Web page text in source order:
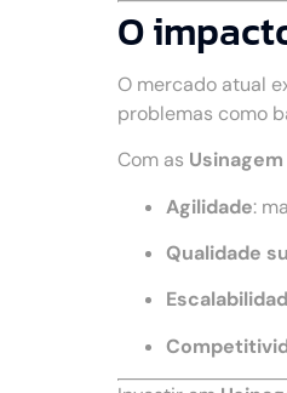
O
O mercado atual
problemas como
Com as
Agilidade:
Qualidade